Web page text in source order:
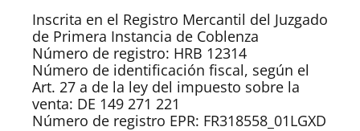
Inscrita en el Registro Mercantil del Juzgado
de Primera Instancia de Coblenza
Número de registro: HRB 12314
Número de identificación fiscal, según el
Art. 27 a de la ley del impuesto sobre la
venta: DE 149 271 221
Número de registro EPR: FR318558_01LGXD